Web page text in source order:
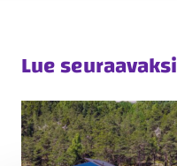
Lue seuraavaksi